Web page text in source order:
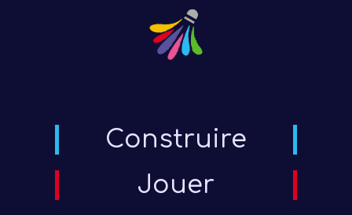
Construire
Jouer